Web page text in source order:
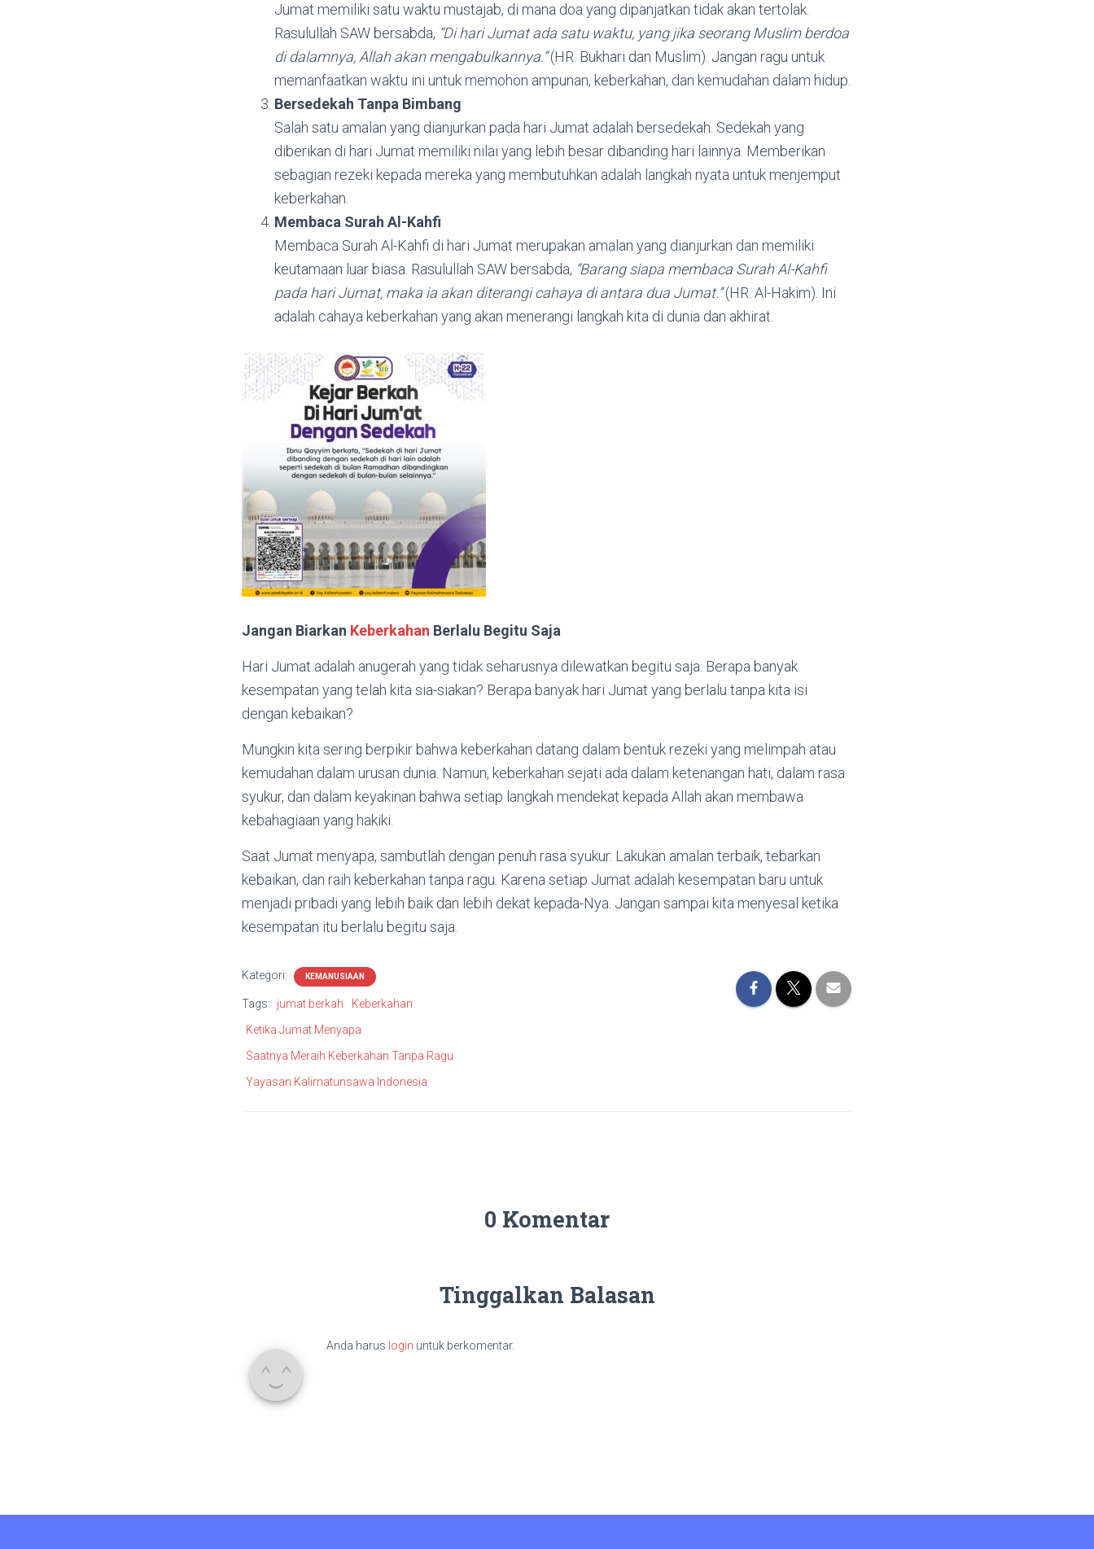
Jumat memiliki satu waktu mustajab, di mana doa yang dipanjatkan tidak akan tertolak.
Rasulullah SAW bersabda, “Di hari Jumat ada satu waktu, yang jika seorang Muslim berdoa
di dalamnya, Allah akan mengabulkannya.”(HR. Bukhari dan Muslim). Jangan ragu untuk
memanfaatkan waktu ini untuk memohon ampunan, keberkahan, dan kemudahan dalam hidup.
Bersedekah Tanpa Bimbang
Salah satu amalan yang dianjurkan pada hari Jumat adalah bersedekah. Sedekah yang
diberikan di hari Jumat memiliki nilai yang lebih besar dibanding hari lainnya. Memberikan
sebagian rezeki kepada mereka yang membutuhkan adalah langkah nyata untuk menjemput
keberkahan.
Membaca Surah Al-Kahfi
Membaca Surah Al-Kahfi di hari Jumat merupakan amalan yang dianjurkan dan memiliki
keutamaan luar biasa. Rasulullah SAW bersabda, “Barang siapa membaca Surah Al-Kahfi
pada hari Jumat, maka ia akan diterangi cahaya di antara dua Jumat.”(HR. Al-Hakim). Ini
adalah cahaya keberkahan yang akan menerangi langkah kita di dunia dan akhirat.
Jangan Biarkan Keberkahan Berlalu Begitu Saja
Hari Jumat adalah anugerah yang tidak seharusnya dilewatkan begitu saja. Berapa banyak
kesempatan yang telah kita sia-siakan? Berapa banyak hari Jumat yang berlalu tanpa kita isi
dengan kebaikan?
Mungkin kita sering berpikir bahwa keberkahan datang dalam bentuk rezeki yang melimpah atau
kemudahan dalam urusan dunia. Namun, keberkahan sejati ada dalam ketenangan hati, dalam rasa
syukur, dan dalam keyakinan bahwa setiap langkah mendekat kepada Allah akan membawa
kebahagiaan yang hakiki.
Saat Jumat menyapa, sambutlah dengan penuh rasa syukur. Lakukan amalan terbaik, tebarkan
kebaikan, dan raih keberkahan tanpa ragu. Karena setiap Jumat adalah kesempatan baru untuk
menjadi pribadi yang lebih baik dan lebih dekat kepada-Nya. Jangan sampai kita menyesal ketika
kesempatan itu berlalu begitu saja.
Kategori: KEMANUSIAAN
Tags: jumat berkah
Keberkahan
Ketika Jumat Menyapa
Saatnya Meraih Keberkahan Tanpa Ragu
Yayasan Kalimatunsawa Indonesia
0 Komentar
Tinggalkan Balasan
Anda harus login untuk berkomentar.